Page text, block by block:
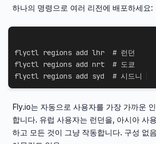
하나의 명령으로 여러 리전에 배포하세요:
flyctl regions add lhr # 런던
flyctl regions add nrt # 도쿄
flyctl regions add syd # 시드니
Fly.io는 자동으로 사용자를 가장 가까운
합니다. 유럽 사용자는 런던을, 아시아 사
하고 모든 것이 그냥 작동합니다. 구성 없